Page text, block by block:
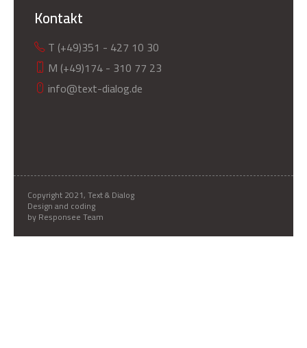
Kontakt
T (+49)351 - 427 10 30
M (+49)174 - 310 77 23
info@text-dialog.de
Copyright 2021, Text & Dialog
Design and coding
by Responsee Team